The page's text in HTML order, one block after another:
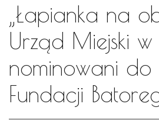
„Łapianka na
Urząd Miejski
nominowani
Fundacji